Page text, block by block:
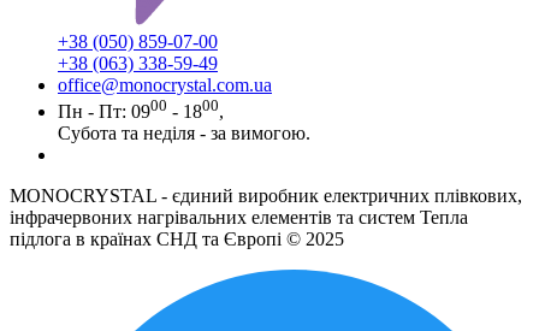
+38 (050) 859-07-00
+38 (063) 338-59-49
office@monocrystal.com.ua
Пн - Пт: 0900 - 1800,
Субота та неділя - за вимогою.
MONOCRYSTAL - єдиний виробник електричних плівкових,
інфрачервоних нагрівальних елементів та систем Тепла
підлога в країнах СНД та Європі © 2025